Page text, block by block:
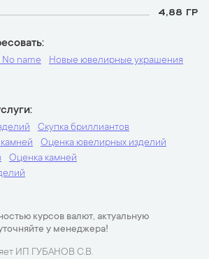
4,88 ГР
name
Новые ювелирные украшения
Скупка бриллиантов
Оценка ювелирных изделий
Оценка камней
курсов валют, актуальную
у менеджера!
ИП ГУБАНОВ С.В.